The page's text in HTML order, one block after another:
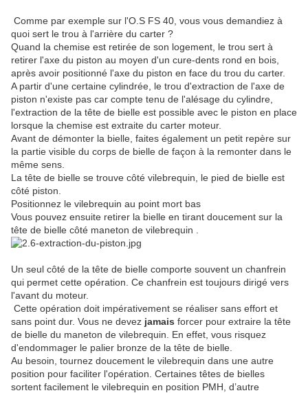
Comme par exemple sur l'O.S FS 40, vous vous demandiez à
quoi sert le trou à l'arrière du carter ?
Quand la chemise est retirée de son logement, le trou sert à
retirer l'axe du piston au moyen d'un cure-dents rond en bois,
après avoir positionné l'axe du piston en face du trou du carter.
A partir d'une certaine cylindrée, le trou d'extraction de l'axe de
piston n'existe pas car compte tenu de l'alésage du cylindre,
l'extraction de la tête de bielle est possible avec le piston en place
lorsque la chemise est extraite du carter moteur.
Avant de démonter la bielle, faites également un petit repère sur
la partie visible du corps de bielle de façon à la remonter dans le
même sens.
La tête de bielle se trouve côté vilebrequin, le pied de bielle est
côté piston.
Positionnez le vilebrequin au point mort bas
Vous pouvez ensuite retirer la bielle en tirant doucement sur la
tête de bielle côté maneton de vilebrequin .
Un seul côté de la tête de bielle comporte souvent un chanfrein
qui permet cette opération. Ce chanfrein est toujours dirigé vers
l'avant du moteur.
Cette opération doit impérativement se réaliser sans effort et
sans point dur. Vous ne devez jamais forcer pour extraire la tête
de bielle du maneton de vilebrequin. En effet, vous risquez
d'endommager le palier bronze de la tête de bielle.
Au besoin, tournez doucement le vilebrequin dans une autre
position pour faciliter l'opération. Certaines têtes de bielles
sortent facilement le vilebrequin en position PMH, d’autre